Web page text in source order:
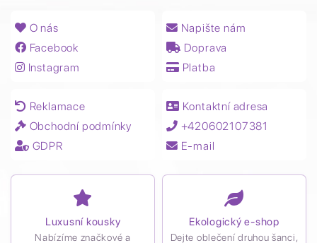
O nás
Facebook
Instagram
Napište nám
Doprava
Platba
Reklamace
Obchodní podmínky
GDPR
Kontaktní adresa
+420602107381
E-mail
Luxusní kousky
Nabízíme značkové a
Ekologický e-shop
Dejte oblečení druhou šanci,